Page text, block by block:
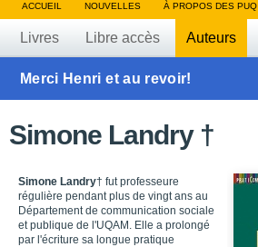
ACCUEIL NOUVELLES À PROPOS DES PUQ
Livres Libre accès Auteurs
Merci Henri et au revoir!
Simone Landry †
Simone Landry† fut professeure
régulière pendant plus de vingt ans au
Département de communication sociale
et publique de l'UQAM. Elle a prolongé
par l'écriture sa longue pratique